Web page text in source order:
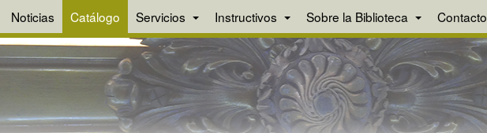
Noticias Catálogo Servicios Instructivos Sobre la Biblioteca Contacto